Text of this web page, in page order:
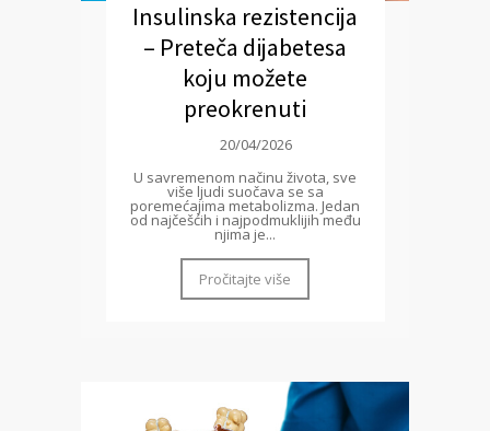
Insulinska rezistencija
– Preteča dijabetesa
koju možete
preokrenuti
20/04/2026
U savremenom načinu života, sve
više ljudi suočava se sa
poremećajima metabolizma. Jedan
od najčešćih i najpodmuklijih među
njima je...
Pročitajte više